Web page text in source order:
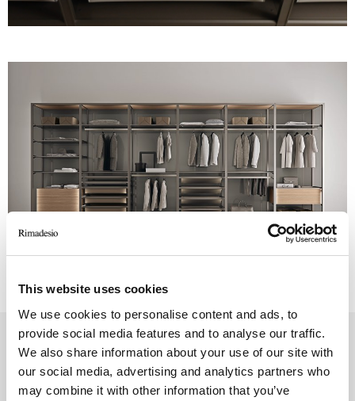
This website uses cookies
We use cookies to personalise content and ads, to
provide social media features and to analyse our traffic.
We also share information about your use of our site with
our social media, advertising and analytics partners who
may combine it with other information that you’ve
Unmute Settings
SPÉCIFICATIONS TECHNIQUES